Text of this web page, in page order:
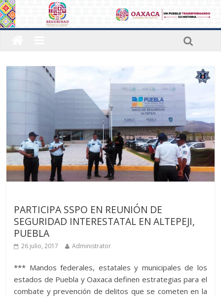
PARTICIPA SSPO EN REUNIÓN DE
SEGURIDAD INTERESTATAL EN ALTEPEJI,
PUEBLA
26 julio, 2017 Administrator
*** Mandos federales, estatales y municipales de los
estados de Puebla y Oaxaca definen estrategias para el
combate y prevención de delitos que se cometen en la